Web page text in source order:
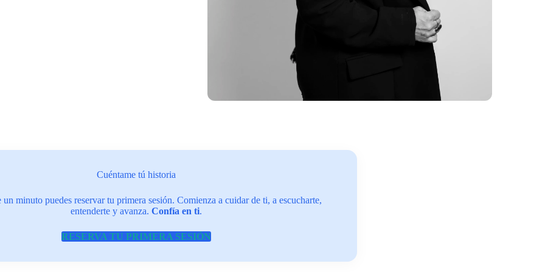
Cuéntame tú historia
un minuto puedes reservar tu primera sesión. Comienza a cuidar de ti, a escucharte,
entenderte y avanza. Confía en ti.
RESERVA TU PRIMERA SESIÓN